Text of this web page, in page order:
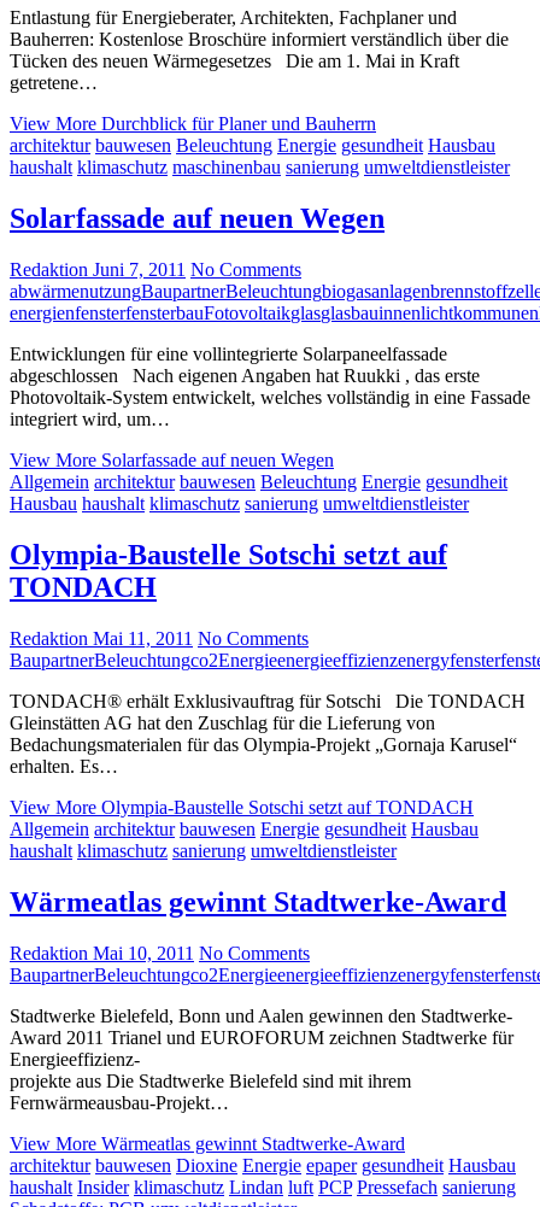
Entlastung für Energieberater, Architekten, Fachplaner und
Bauherren: Kostenlose Broschüre informiert verständlich über die
Tücken des neuen Wärmegesetzes Die am 1. Mai in Kraft
getretene…
View More Durchblick für Planer und Bauherrn
architektur bauwesen Beleuchtung Energie gesundheit Hausbau
haushalt klimaschutz maschinenbau sanierung umweltdienstleister
Solarfassade auf neuen Wegen
Redaktion Juni 7, 2011 No Comments
abwärmenutzungBaupartnerBeleuchtungbiogasanlagen
energienfensterfensterbauFotovoltaikglasglasbauinnenlichtkommunen
Entwicklungen für eine vollintegrierte Solarpaneelfassade
abgeschlossen Nach eigenen Angaben hat Ruukki , das erste
Photovoltaik-System entwickelt, welches vollständig in eine Fassade
integriert wird, um…
View More Solarfassade auf neuen Wegen
Allgemein architektur bauwesen Beleuchtung Energie gesundheit
Hausbau haushalt klimaschutz sanierung umweltdienstleister
Olympia-Baustelle Sotschi setzt auf
TONDACH
Redaktion Mai 11, 2011 No Comments
BaupartnerBeleuchtungco2Energieenergieeffizienzenergyfenster
TONDACH® erhält Exklusivauftrag für Sotschi Die TONDACH
Gleinstätten AG hat den Zuschlag für die Lieferung von
Bedachungsmaterialen für das Olympia-Projekt „Gornaja Karusel“
erhalten. Es…
View More Olympia-Baustelle Sotschi setzt auf TONDACH
Allgemein architektur bauwesen Energie gesundheit Hausbau
haushalt klimaschutz sanierung umweltdienstleister
Wärmeatlas gewinnt Stadtwerke-Award
Redaktion Mai 10, 2011 No Comments
BaupartnerBeleuchtungco2Energieenergieeffizienzenergyfenster
Stadtwerke Bielefeld, Bonn und Aalen gewinnen den Stadtwerke-
Award 2011 Trianel und EUROFORUM zeichnen Stadtwerke für
Energieeffizienz-
projekte aus Die Stadtwerke Bielefeld sind mit ihrem
Fernwärmeausbau-Projekt…
View More Wärmeatlas gewinnt Stadtwerke-Award
architektur bauwesen Dioxine Energie epaper gesundheit Hausbau
haushalt Insider klimaschutz Lindan luft PCP Pressefach sanierung